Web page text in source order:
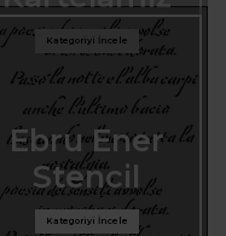
Ebru Ener
Stencil
Kategoriyi İncele
Kategoriyi İncele